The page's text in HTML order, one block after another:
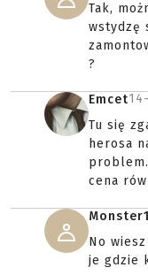
Tak,
wstydzę
?
Emcet
Tu się
herosa
cena
No
je gdzie